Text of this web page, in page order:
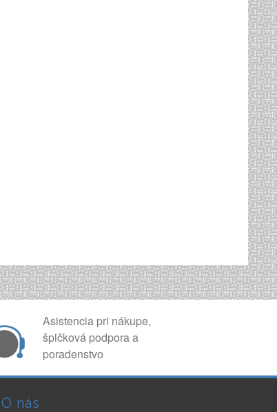
Asistencia pri nákupe,
špičková podpora a
poradenstvo
O nás